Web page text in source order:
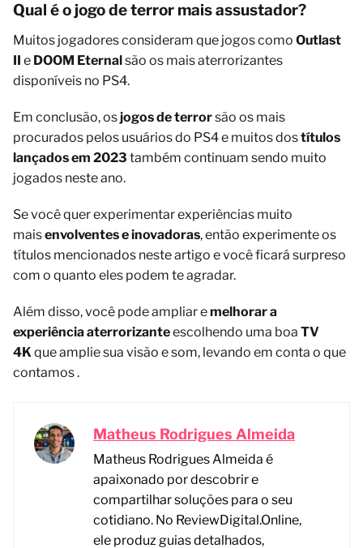
Qual é o jogo de terror mais assustador?
Muitos jogadores consideram que jogos como Outlast
II e DOOM Eternalsão os mais aterrorizantes
disponíveis no PS4.
Em conclusão, osjogos de terrorsão os mais
procurados pelos usuários do PS4 e muitos dostítulos
lançados em 2023 também continuam sendo muito
jogados neste ano.
Se você quer experimentar experiências muito
maisenvolventes e inovadoras, então experimente os
títulos mencionados neste artigo e você ficará surpreso
com o quanto eles podem te agradar.
Além disso, você pode ampliar emelhorar a
experiência aterrorizanteescolhendo uma boa TV
4Kque amplie sua visão e som, levando em conta o que
contamos .
Matheus Rodrigues Almeida
Matheus Rodrigues Almeida é
apaixonado por descobrir e
compartilhar soluções para o seu
cotidiano. No ReviewDigital.Online,
ele produz guias detalhados,